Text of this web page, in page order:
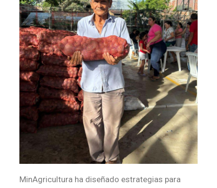
MinAgricultura ha diseñado estrategias para